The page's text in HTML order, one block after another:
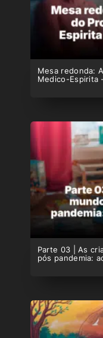
Mesa redonda:
Medico-Espirita
Parte 03 | As
pós pandemia: